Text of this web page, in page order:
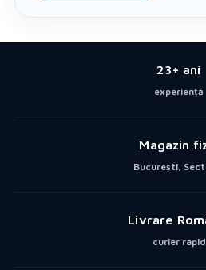
23+ ani
experiență
Magazin
București,
Livrare
curier rapid